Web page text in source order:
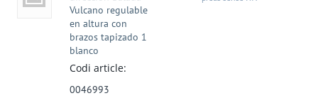
Vulcano regulable
en altura con
brazos tapizado 1
blanco
Codi article:
0046993